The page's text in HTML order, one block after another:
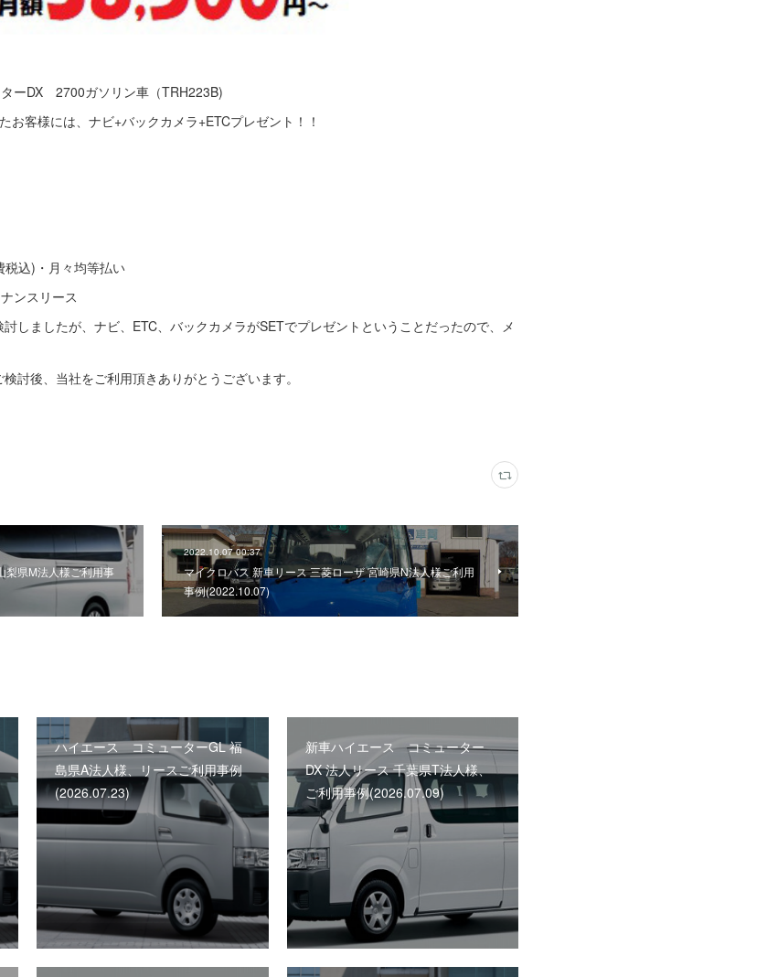
ーDX 2700ガソリン車（TRH223B)
お客様には、ナビ+バックカメラ+ETCプレゼント！！
込)・月々均等払い
ンスリース
しましたが、ナビ、ETC、バックカメラがSETでプレゼントということだったので、メ
討後、当社をご利用頂きありがとうございます。
梨県M法人様ご利用事
2022.10.07 00:37
マイクロバス 新車リース 三菱ローザ 宮崎県N法人様ご利用
事例(2022.10.07)
ハイエース コミューターGL 福
島県A法人様、リースご利用事例
(2026.07.23)
新車ハイエース コミューター
DX 法人リース 千葉県T法人様、
ご利用事例(2026.07.09)